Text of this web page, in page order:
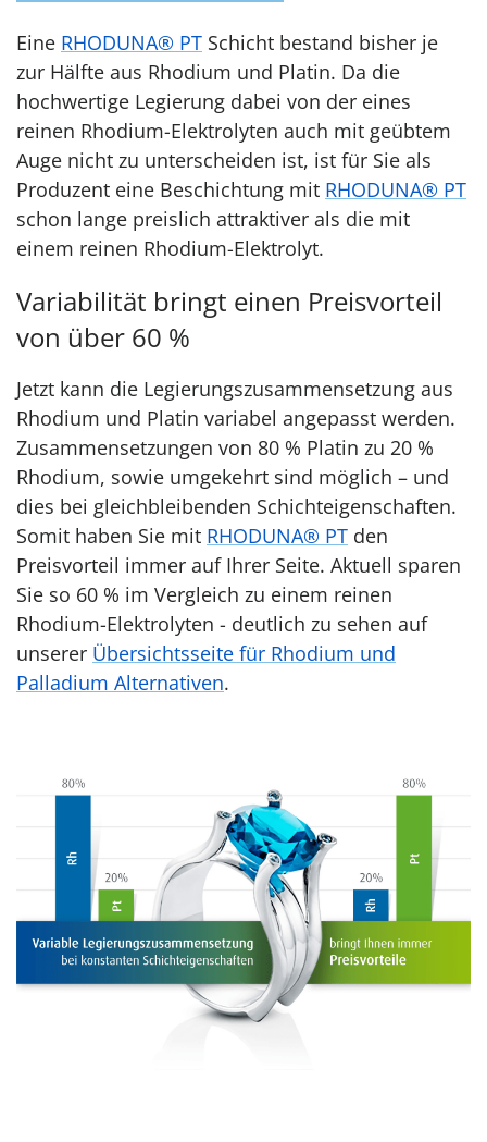
Eine RHODUNA® PT Schicht bestand bisher je
zur Hälfte aus Rhodium und Platin. Da die
hochwertige Legierung dabei von der eines
reinen Rhodium-Elektrolyten auch mit geübtem
Auge nicht zu unterscheiden ist, ist für Sie als
Produzent eine Beschichtung mit RHODUNA® PT
schon lange preislich attraktiver als die mit
einem reinen Rhodium-Elektrolyt.
Variabilität bringt einen Preisvorteil
von über 60 %
Jetzt kann die Legierungszusammensetzung aus
Rhodium und Platin variabel angepasst werden.
Zusammensetzungen von 80 % Platin zu 20 %
Rhodium, sowie umgekehrt sind möglich – und
dies bei gleichbleibenden Schichteigenschaften.
Somit haben Sie mit RHODUNA® PT den
Preisvorteil immer auf Ihrer Seite. Aktuell sparen
Sie so 60 % im Vergleich zu einem reinen
Rhodium-Elektrolyten - deutlich zu sehen auf
unserer Übersichtsseite für Rhodium und
Palladium Alternativen.